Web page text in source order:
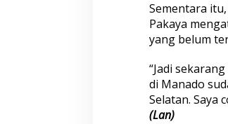
Sementara
Pakaya
yang belum
“Jadi
di Manado
Selatan. Saya
(Lan)